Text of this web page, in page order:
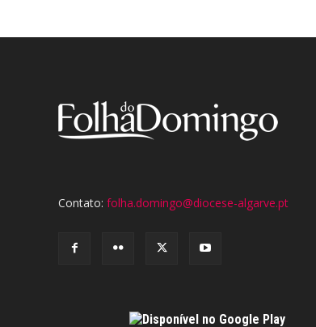
Contato: folha.domingo@diocese-algarve.pt